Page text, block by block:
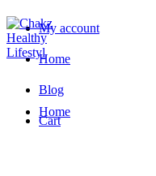
My account
Home
Blog
Cart
Home